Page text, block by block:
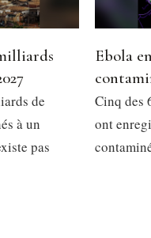
de
à un
pas
Ebola
Cinq des
ont